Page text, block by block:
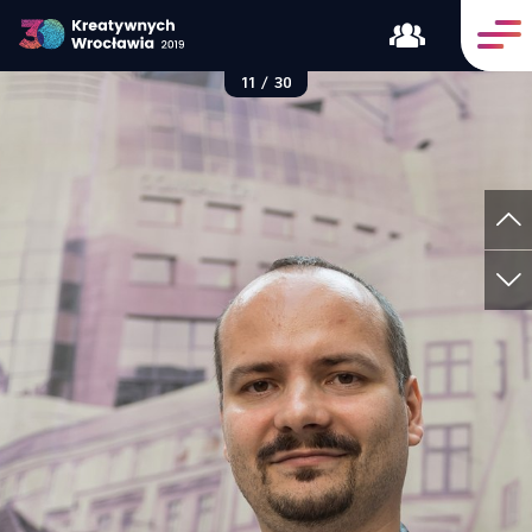
11 / 30